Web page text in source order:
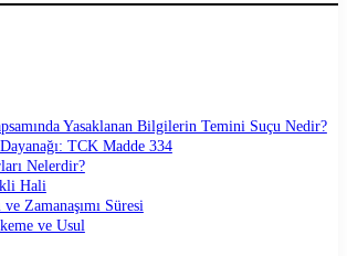
Yasaklanan Bilgilerin Temini Suçu Nedir?
TCK Madde 334
Nelerdir?
Hali
Zamanaşımı Süresi
ve Usul